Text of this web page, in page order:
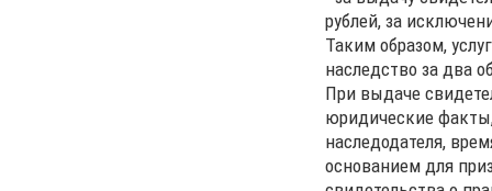
рублей, за
Таким образом,
наследство за два
При выдаче
юридические
наследодателя,
основанием для